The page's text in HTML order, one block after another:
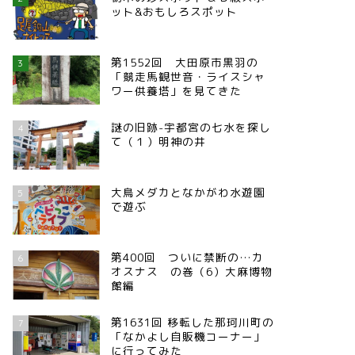
ット&おもしろスポット
3
第1552回 大田原市黒羽の
「競走馬観世音・ライスシャ
ワー供養塔」を見てきた
4
謎の旧跡-宇都宮の七水を探し
て（１）明神の井
5
大鳥メダカとなかがわ水遊園
で遊ぶ
6
第400回 ついに禁断の…カ
オスナス の巻（6）大麻博物
館編
7
第1631回 移転した那珂川町の
「なかよし自販機コーナー」
に行ってみた